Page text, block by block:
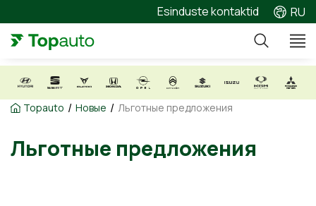
Esinduste kontaktid RU
Topauto / Новые / Льготные предложения
Льготные предложения